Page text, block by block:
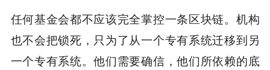
任何基金会都不应该完全掌控一条区块链。机构
也不会把锁死，只为了从一个专有系统迁移到另
一个专有系统。他们需要确信，他们所依赖的底